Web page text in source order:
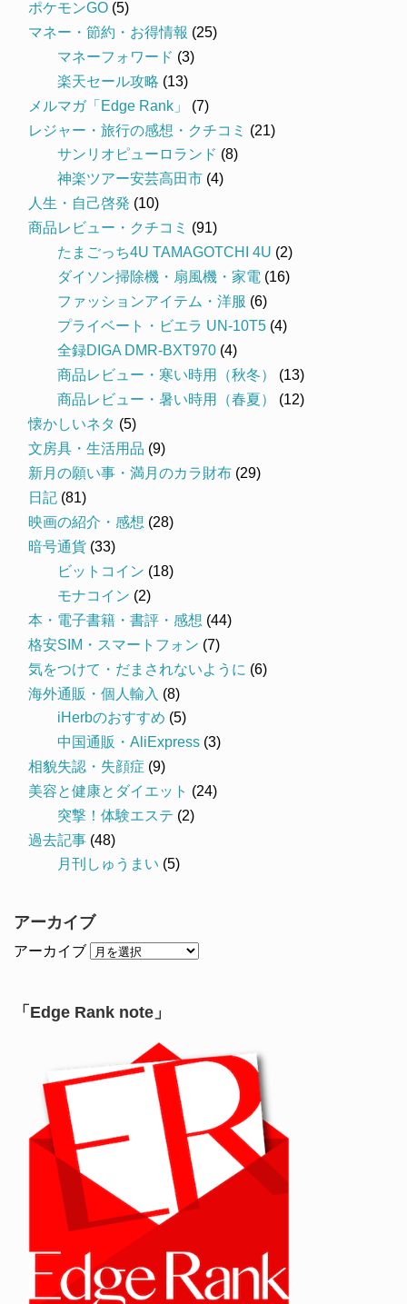
ポケモンGO (5)
マネー・節約・お得情報 (25)
マネーフォワード (3)
楽天セール攻略 (13)
メルマガ「Edge Rank」
(7)
レジャー・旅行の感想・クチコミ (21)
サンリオピューロランド (8)
神楽ツアー安芸高田市 (4)
人生・自己啓発 (10)
商品レビュー・クチコミ (91)
たまごっち4U TAMAGOTCHI 4U (2)
ダイソン掃除機・扇風機・家電 (16)
ファッションアイテム・洋服 (6)
プライベート・ビエラ UN-10T5 (4)
全録DIGA DMR-BXT970 (4)
商品レビュー・寒い時用（秋冬）
(13)
商品レビュー・暑い時用（春夏）
(12)
懐かしいネタ (5)
文房具・生活用品 (9)
新月の願い事・満月のカラ財布 (29)
日記 (81)
映画の紹介・感想 (28)
暗号通貨 (33)
ビットコイン (18)
モナコイン (2)
本・電子書籍・書評・感想 (44)
格安SIM・スマートフォン (7)
気をつけて・だまされないように (6)
海外通販・個人輸入 (8)
iHerbのおすすめ (5)
中国通販・AliExpress (3)
相貌失認・失顔症 (9)
美容と健康とダイエット (24)
突撃！体験エステ (2)
過去記事 (48)
月刊しゅうまい (5)
アーカイブ
アーカイブ
「Edge Rank note」